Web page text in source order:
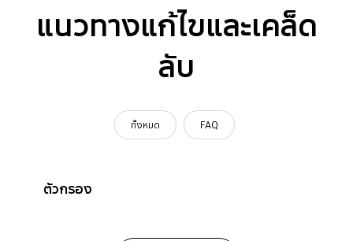
แนวทางแก้ไขและเคล็ด
ลับ
ทั้งหมด FAQ
ตัวกรอง